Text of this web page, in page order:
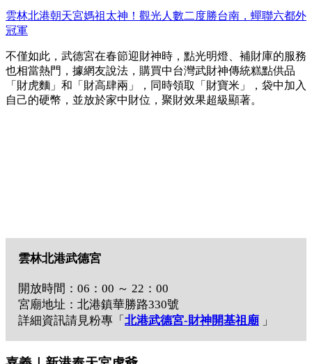
雲林北港朝天宮媽祖太神！觀光人數二度勝台南，蟬聯六都外
冠軍
不僅如此，武德宮在春節迎財神時，點光明燈、補財庫的服務
也相當熱門，據網友說法，購買中台灣武財神傳統糕點供品
「財虎麵」和「財高肆兩」，同時領取「財寶米」，袋中加入
自己的硬幣，並放於家中財位，聚財效果超級顯著。
雲林北港武德宮
開放時間：06：00 ～ 22：00
宮廟地址：北港鎮華勝路330號
詳細資訊請見粉專「 北港武德宮-財神開基祖廟 」